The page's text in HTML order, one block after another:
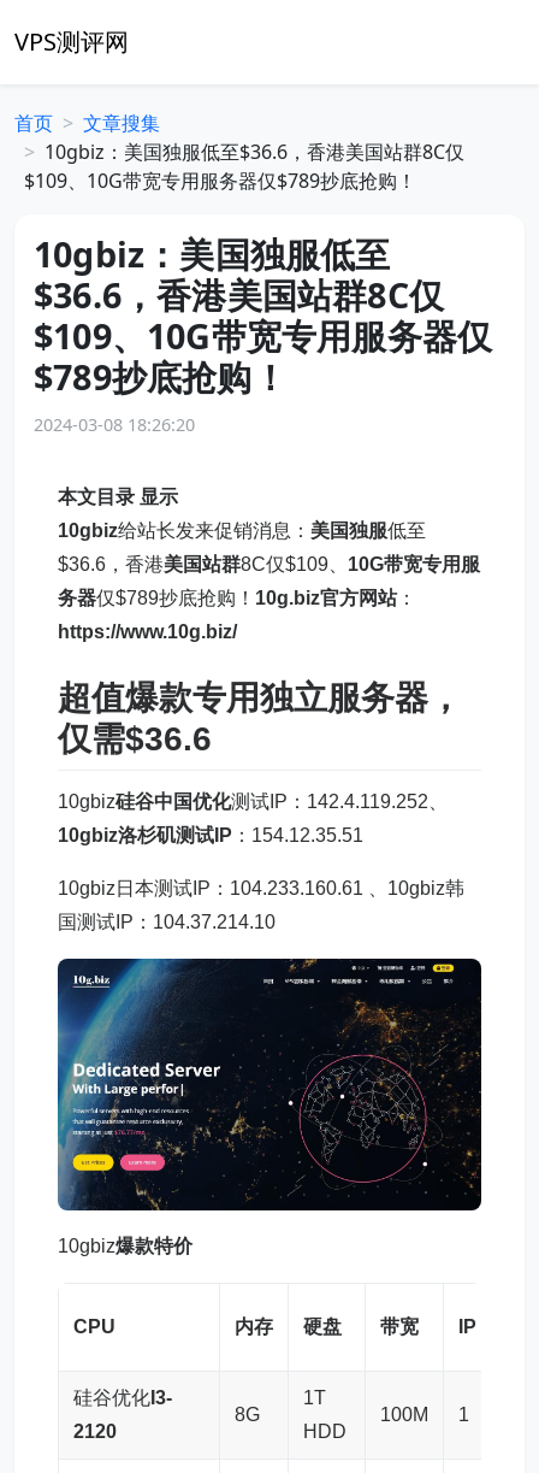
VPS测评网
首页
文章搜集
10gbiz：美国独服低至$36.6，香港美国站群8C仅
$109、10G带宽专用服务器仅$789抄底抢购！
10gbiz：美国独服低至
$36.6，香港美国站群8C仅
$109、10G带宽专用服务器仅
$789抄底抢购！
2024-03-08 18:26:20
本文目录 显示
10gbiz给站长发来促销消息： 美国独服低至
$36.6，香港美国站群8C仅$109、 10G带宽专用服
务器仅$789抄底抢购！ 10g.biz官方网站：
https://www.10g.biz/
超值爆款专用独立服务器，
仅需$36.6
10gbiz硅谷中国优化测试IP：142.4.119.252、
10gbiz洛杉矶测试IP ：154.12.35.51
10gbiz日本测试IP：104.233.160.61 、10gbiz韩
国测试IP：104.37.214.10
10gbiz爆款特价
CPU 内存 硬盘 带宽 IP
硅谷优化 I3-
2120
8G
1T
HDD
100M 1